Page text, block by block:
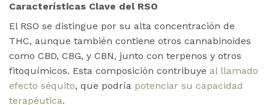
Características Clave del RSO
El RSO se distingue por su alta concentración de
THC, aunque también contiene otros cannabinoides
como CBD, CBG, y CBN, junto con terpenos y otros
fitoquímicos. Esta composición contribuye al llamado
efecto séquito, que podría potenciar su capacidad
terapéutica​.